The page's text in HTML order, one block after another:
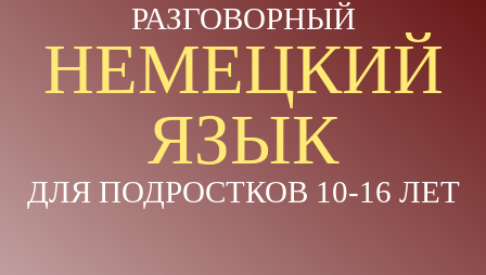
РАЗГОВОРНЫЙ
НЕМЕЦКИЙ
ЯЗЫК
ДЛЯ ПОДРОСТКОВ 10-16 ЛЕТ